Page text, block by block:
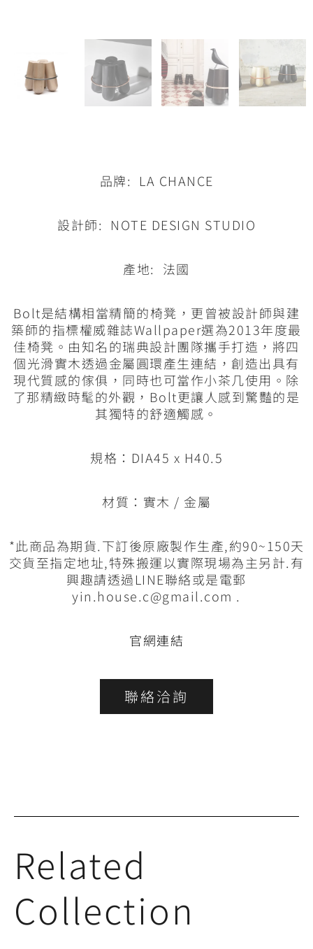
品牌: LA CHANCE
設計師: NOTE DESIGN STUDIO
產地: 法國
Bolt是結構相當精簡的椅凳，更曾被設計師與建
築師的指標權威雜誌Wallpaper選為2013年度最
佳椅凳。由知名的瑞典設計團隊攜手打造，將四
個光滑實木透過金屬圓環產生連結，創造出具有
現代質感的傢俱，同時也可當作小茶几使用。除
了那精緻時髦的外觀，Bolt更讓人感到驚豔的是
其獨特的舒適觸感。
規格：DIA45 x H40.5
材質：實木 / 金屬
*此商品為期貨.下訂後原廠製作生產,約90~150天
交貨至指定地址,特殊搬運以實際現場為主另計.有
興趣請透過LINE聯絡或是電郵
yin.house.c@gmail.com .
官網連結
聯絡洽詢
Related
Collection